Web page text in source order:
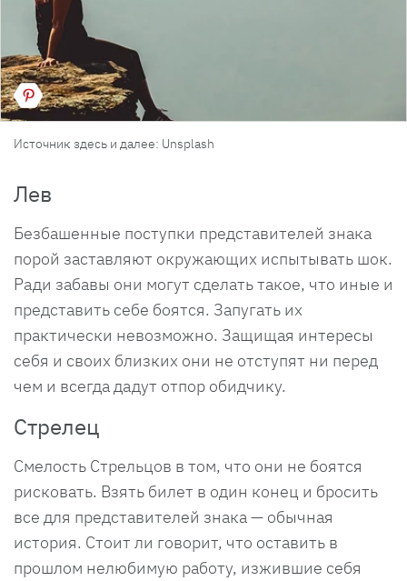
Источник здесь и далее: Unsplash
Лев
Безбашенные поступки представителей знака
порой заставляют окружающих испытывать шок.
Ради забавы они могут сделать такое, что иные и
представить себе боятся. Запугать их
практически невозможно. Защищая интересы
себя и своих близких они не отступят ни перед
чем и всегда дадут отпор обидчику.
Стрелец
Смелость Стрельцов в том, что они не боятся
рисковать. Взять билет в один конец и бросить
все для представителей знака — обычная
история. Стоит ли говорит, что оставить в
прошлом нелюбимую работу, изжившие себя